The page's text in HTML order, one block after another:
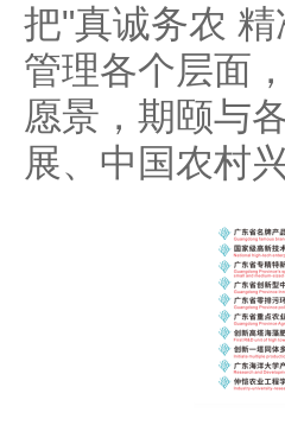
把"真诚务农
管理各个层面
愿景，期颐与
展、中国农村